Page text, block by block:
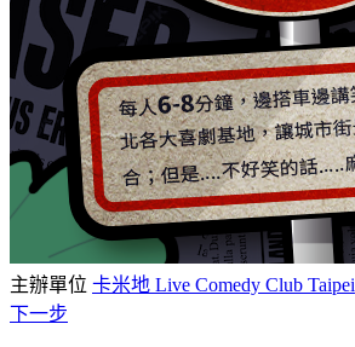
主辦單位 卡米地 Live Comedy Club Taipei
下一步